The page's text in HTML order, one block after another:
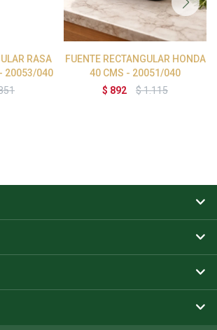
RASA
20053/040
FUENTE RECTANGULAR HONDA
40 CMS - 20051/040
$ 892 $1.115